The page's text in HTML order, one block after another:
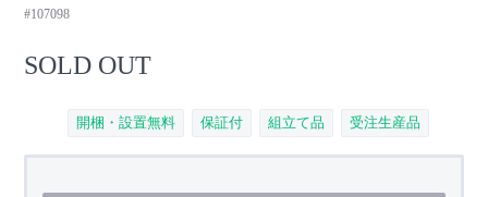
#107098
SOLD OUT
開梱・設置無料 保証付 組立て品 受注生産品